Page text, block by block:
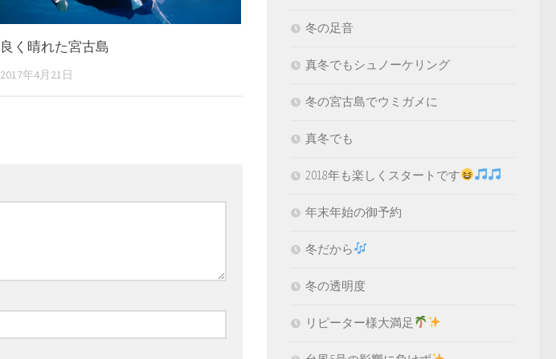
良く晴れた宮古島
2017年4月21日
冬の足音
真冬でもシュノーケリング
冬の宮古島でウミガメに
真冬でも
2018年も楽しくスタートです
年末年始の御予約
冬だから
冬の透明度
リピーター様大満足